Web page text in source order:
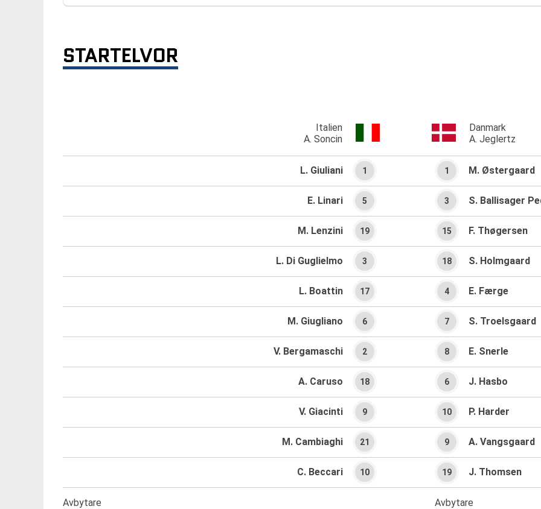
STARTELVOR
Italien
A. Soncin
Danmark
A. Jeglertz
L. Giuliani 1
E. Linari 5
M. Lenzini 19
L. Di Guglielmo 3
L. Boattin 17
M. Giugliano 6
V. Bergamaschi 2
A. Caruso 18
V. Giacinti 9
M. Cambiaghi 21
C. Beccari 10
Avbytare
1 M. Østergaard
3 S. Ballisager
15 F. Thøgersen
18 S. Holmgaard
4 E. Færge
7 S. Troelsgaard
8 E. Snerle
6 J. Hasbo
10 P. Harder
9 A. Vangsgaard
19 J. Thomsen
Avbytare